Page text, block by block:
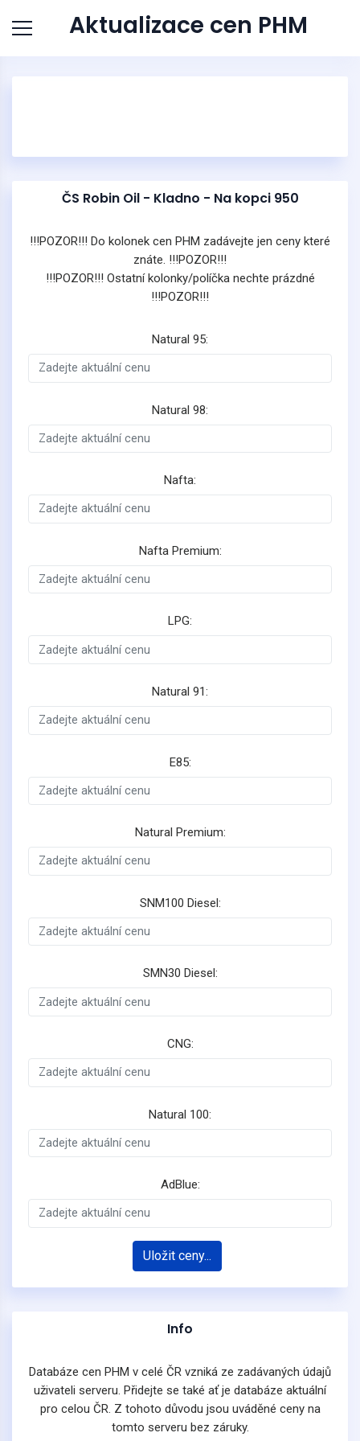
Aktualizace cen PHM
ČS Robin Oil - Kladno - Na kopci 950
!!!POZOR!!! Do kolonek cen PHM zadávejte jen ceny které
znáte. !!!POZOR!!!
!!!POZOR!!! Ostatní kolonky/políčka nechte prázdné
!!!POZOR!!!
Natural 95:
Natural 98:
Nafta:
Nafta Premium:
LPG:
Natural 91:
E85:
Natural Premium:
SNM100 Diesel:
SMN30 Diesel:
CNG:
Natural 100:
AdBlue:
Uložit ceny...
Info
Databáze cen PHM v celé ČR vzniká ze zadávaných údajů
uživateli serveru. Přidejte se také ať je databáze aktuální
pro celou ČR. Z tohoto důvodu jsou uváděné ceny na
tomto serveru bez záruky.